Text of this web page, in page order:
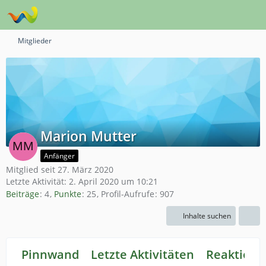
Mitglieder
Marion Mutter
Anfänger
Mitglied seit 27. März 2020
Letzte Aktivität: 2. April 2020 um 10:21
Beiträge 4 Punkte 25 Profil-Aufrufe 907
Inhalte suchen
Pinnwand Letzte Aktivitäten